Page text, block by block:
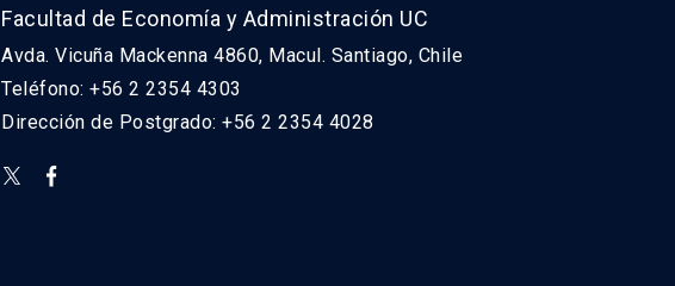
Facultad de Economía y Administración UC
Avda. Vicuña Mackenna 4860, Macul. Santiago, Chile
Teléfono: +56 2 2354 4303
Dirección de Postgrado: +56 2 2354 4028